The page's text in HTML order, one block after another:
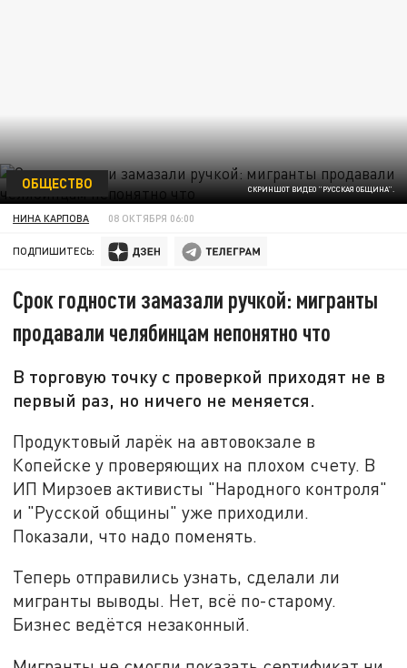
СКРИНШОТ ВИДЕО "РУССКАЯ ОБЩИНА".
ОБЩЕСТВО
НИНА КАРПОВА 08 ОКТЯБРЯ 06:00
ПОДПИШИТЕСЬ:
Срок годности замазали ручкой: мигранты
продавали челябинцам непонятно что
В торговую точку с проверкой приходят не в
первый раз, но ничего не меняется.
Продуктовый ларёк на автовокзале в
Копейске у проверяющих на плохом счету. В
ИП Мирзоев активисты "Народного контроля"
и "Русской общины" уже приходили.
Показали, что надо поменять.
Теперь отправились узнать, сделали ли
мигранты выводы. Нет, всё по-старому.
Бизнес ведётся незаконный.